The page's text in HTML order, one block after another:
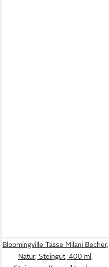
Bloomingville Tasse Milani Becher,
Natur, Steingut, 400 ml,